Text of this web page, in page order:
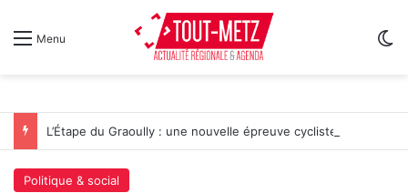
Menu
Politique & social